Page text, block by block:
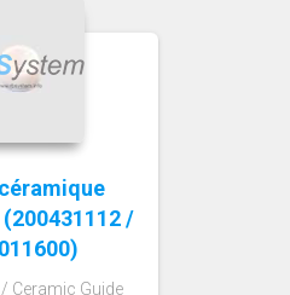
/
Ceramic Guide